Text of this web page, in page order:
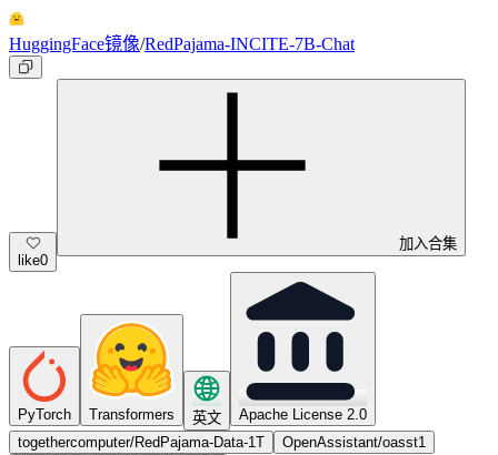
HuggingFace镜像/RedPajama-INCITE-7B-Chat
like0
加入合集
PyTorch Transformers 英文
Apache License 2.0
togethercomputer/RedPajama-Data-1T
OpenAssistant/oasst1